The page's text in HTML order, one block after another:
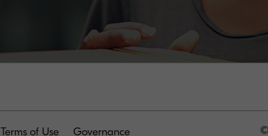
Terms of Use Governance